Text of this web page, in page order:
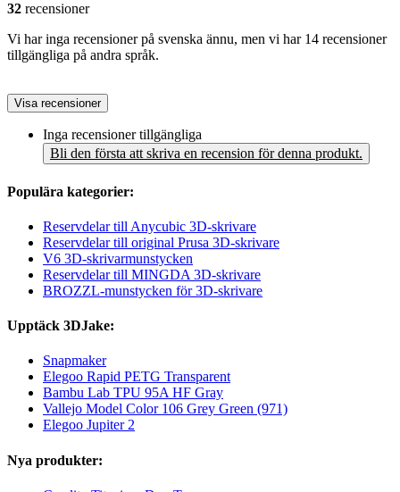
32 recensioner
Vi har inga recensioner på svenska ännu, men vi har 14 recensioner
tillgängliga på andra språk.
Visa recensioner
Inga recensioner tillgängliga
Bli den första att skriva en recension för denna produkt.
Populära kategorier:
Reservdelar till Anycubic 3D-skrivare
Reservdelar till original Prusa 3D-skrivare
V6 3D-skrivarmunstycken
Reservdelar till MINGDA 3D-skrivare
BROZZL-munstycken för 3D-skrivare
Upptäck 3DJake:
Snapmaker
Elegoo Rapid PETG Transparent
Bambu Lab TPU 95A HF Gray
Vallejo Model Color 106 Grey Green (971)
Elegoo Jupiter 2
Nya produkter: